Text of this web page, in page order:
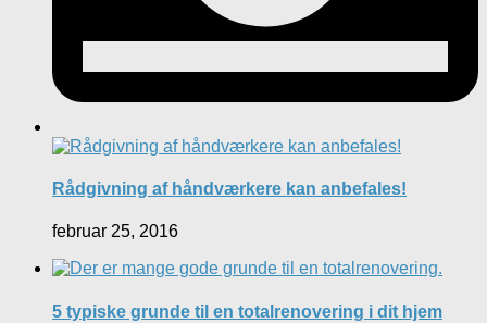
Rådgivning af håndværkere kan anbefales!
februar 25, 2016
5 typiske grunde til en totalrenovering i dit hjem